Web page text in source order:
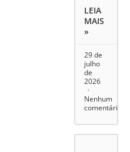
LEIA
MAIS
»
29 de
julho
de
2026
Nenhum
comentário